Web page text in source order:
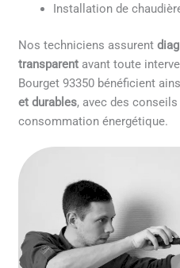
Installation de
Nos techniciens assurent
transparent avant toute
Bourget 93350 bénéficient
et durables, avec des
consommation énergétique.